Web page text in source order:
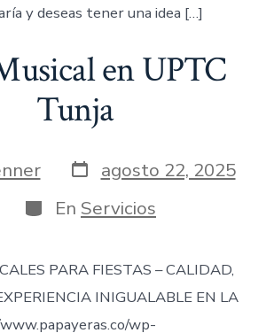
y deseas tener una idea […]
en UPTC
Tunja
Fecha
de
publicación
agosto 22, 2025
Categorías
En Servicios
PARA FIESTAS – CALIDAD,
INIGUALABLE EN LA
wp-